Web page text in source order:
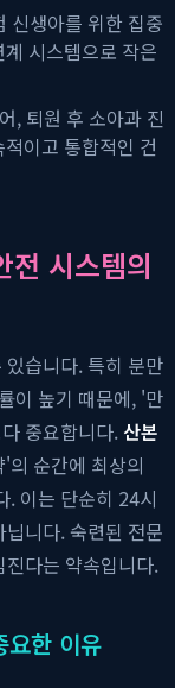
신생아를 위한 집중
시스템으로 작은
, 퇴원 후 소아과 진
이고 통합적인 건
시스템의
습니다. 특히 분만
이 높기 때문에, '만
중요합니다. 산본
의 순간에 최상의
. 이는 단순히 24시
니다. 숙련된 전문
다는 약속입니다.
요한 이유